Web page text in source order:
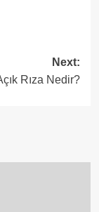
Next:
Rıza Nedir?